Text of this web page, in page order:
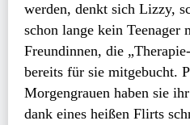
werden, denkt sich Lizzy,
schon lange kein Teenager
Freundinnen, die
bereits für sie mitgebucht.
Morgengrauen haben sie
dank eines heißen Flirts